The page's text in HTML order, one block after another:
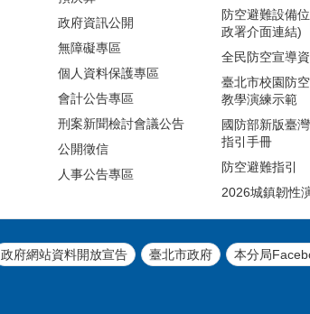
政府資訊公開
無障礙專區
個人資料保護專區
會計公告專區
刑案新聞檢討會議公告
公開徵信
人事公告專區
防空避難設備
政署介面連結)
全民防空宣導
臺北市校園防
教學演練示範
國防部新版臺
指引手冊
防空避難指引
2026城鎮韌性
政府網站資料開放宣告 臺北市政府 本分局